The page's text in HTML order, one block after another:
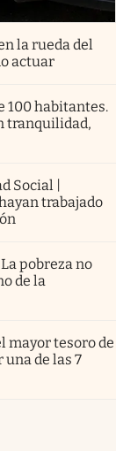
la rueda del
actuar
100 habitantes.
tranquilidad,
Social |
trabajado
pobreza no
de la
mayor tesoro de
de las 7